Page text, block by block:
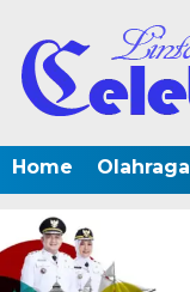
Home Olahraga